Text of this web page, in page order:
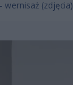
(zdjęcia)